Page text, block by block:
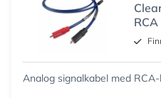
RCA
Analog signalkabel med